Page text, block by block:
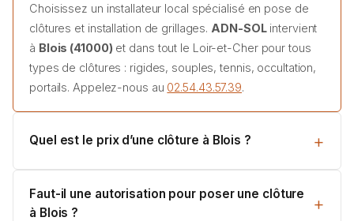
Choisissez un installateur local spécialisé en pose de
clôtures et installation de grillages. ADN-SOLintervient
à Blois (41000) et dans tout le Loir-et-Cher pour tous
types de clôtures : rigides, souples, tennis, occultation,
portails. Appelez-nous au 02.54.43.57.39.
Quel est le prix d’une clôture à Blois ?
Faut-il une autorisation pour poser une clôture
à Blois ?